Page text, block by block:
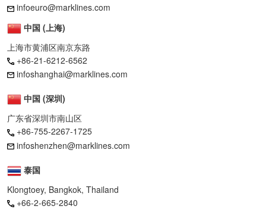
infoeuro@marklines.com
中国 (上海)
上海市黄浦区南京东路
+86-21-6212-6562
infoshanghai@marklines.com
中国 (深圳)
广东省深圳市南山区
+86-755-2267-1725
infoshenzhen@marklines.com
泰国
Klongtoey, Bangkok, Thailand
+66-2-665-2840